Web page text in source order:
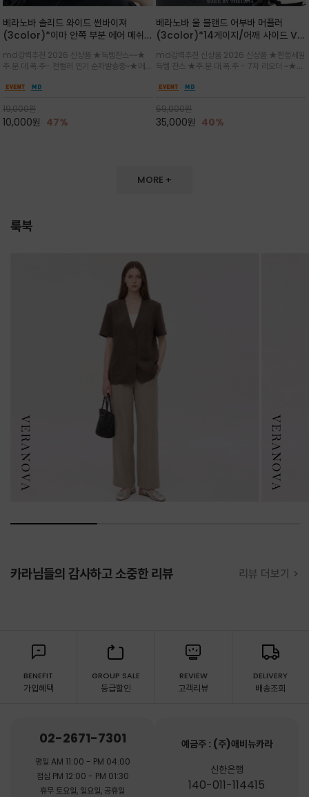
베라노바 솔리드 와이드 썬바이져
(3color)*이마 안쪽 부분 에어 메쉬
노바 심볼 전사 인쇄(Transfer
Printing)뒷밴딩으로 사이즈 조절이 가
능해 누구나 안정적으로 착용
md강력추천 2026 신상품 ★득템찬스~~★
주.문.대.폭.주- 전컬러 인기 순차발송중~★메쉬
일 보송보송한 스킨케어 핏(Skin-care fit)을
프,여행까지~~
19,000원
10,000원 47%
베라노바 울 블랜드 어부바 머플러
(3color)*14게이지/어깨 사이드 VN
잡는 감각적인 레이어드 니트 어부바숄/
뒷면의 은은한 V자 조직감과 부드러운
터치감으로 완성도를 높였으며, 단조로
md강력추천 신상품 2026 신상품 ★한정세일
득템 찬스 ★주.문.대.폭.주 - 7차 리오더 ~★셔
인트를 주기 좋으며, 소매 끝단에 위치한 실버
스러움을 동시에
59,000원
35,000원 40%
MORE +
룩북
카라님들의 감사하고 소중한 리뷰 리뷰 더보기 >
BENEFIT
가입혜택
GROUP SALE
등급할인
REVIEW
고객리뷰
DELIVERY
배송조회
02-2671-7301
평일 AM 11:00 - PM 04:00
점심 PM 12:00 - PM 01:30
휴무 토요일, 일요일, 공휴일
예금주 : (주)애비뉴카라
신한은행
140-011-114415